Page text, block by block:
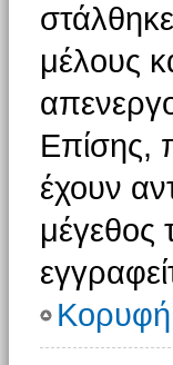
μέλους
Επίσης,
έχουν
μέγεθος
Κορυφή